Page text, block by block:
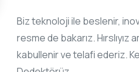
Biz teknoloji ile beslenir,
resme de bakarız.
kabullenir ve telafi ederiz.